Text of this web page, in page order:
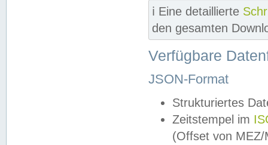
ℹ️ Eine detaillierte
den gesamten
Verfügbare
JSON-Format
Strukturiertes
Zeitstempel im
(Offset von MEZ/